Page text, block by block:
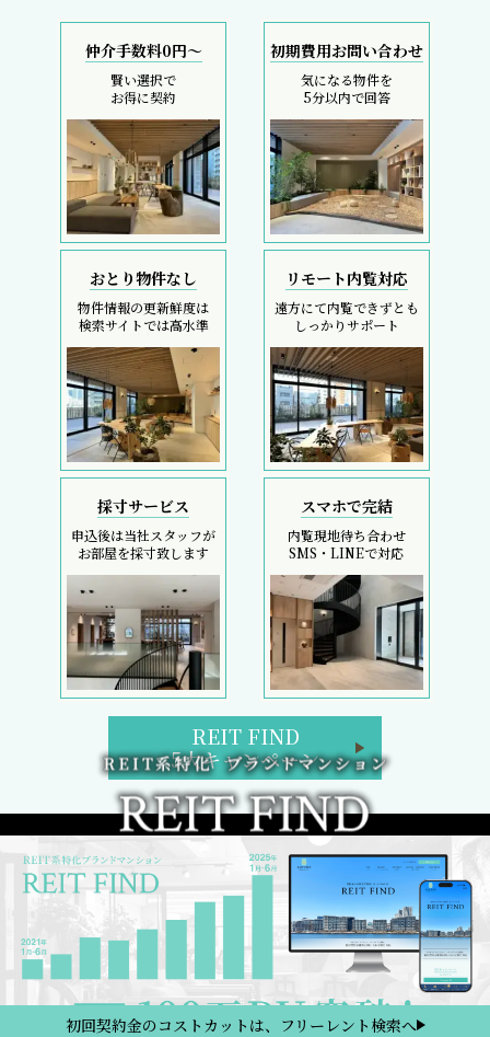
仲介手数料0円～
賢い選択で
お得に契約
初期費用お問い合わせ
気になる物件を
5分以内で回答
おとり物件なし
物件情報の更新鮮度は
検索サイトでは高水準
リモート内覧対応
遠方にて内覧できずとも
しっかりサポート
採寸サービス
申込後は当社スタッフが
お部屋を採寸致します
スマホで完結
内覧現地待ち合わせ
SMS・LINEで対応
REIT FIND
5大キャンペーン
初回契約金のコストカットは、フリーレント検索へ